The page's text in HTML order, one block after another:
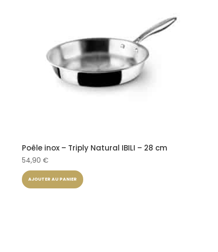
Poêle inox – Triply Natural IBILI – 28 cm
54,90 €
AJOUTER AU PANIER